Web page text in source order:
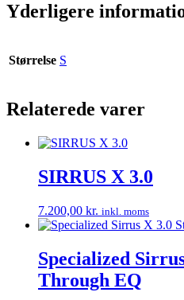
Yderligere
Størrelse S
Relaterede varer
SIRRUS X 3.0
7.200,00 kr. inkl. moms
Specialized
Through EQ